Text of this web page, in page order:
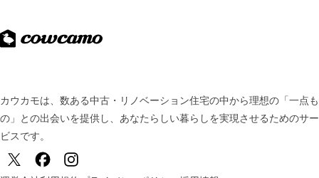
カウカモは、数ある中古・リノベーション住宅の中から理想の「一点も
の」との出会いを提供し、 あなたらしい暮らしを実現させるためのサー
ビスです。